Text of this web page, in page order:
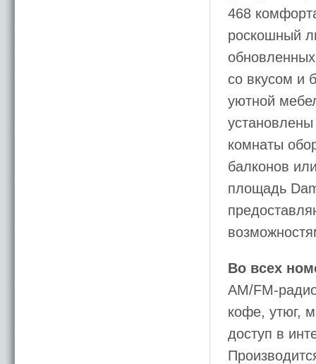
468
роскошный
со вкусом и
уютной
комнаты
балконов
площадь
Во всех
AM/FM-
кофе, утюг,
доступ в